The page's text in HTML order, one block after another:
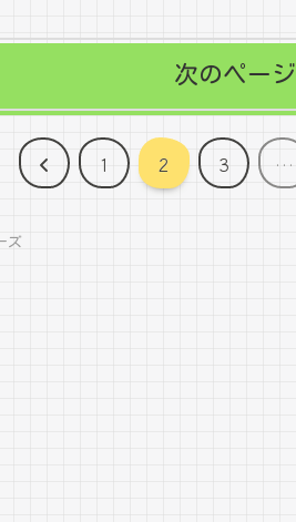
次のページ
前
1 2 3 …
ズ